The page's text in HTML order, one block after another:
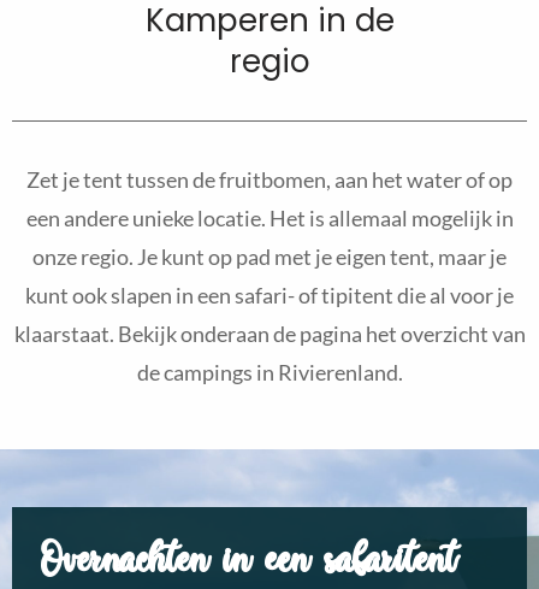
Kamperen in de
regio
Zet je tent tussen de fruitbomen, aan het water of op
een andere unieke locatie. Het is allemaal mogelijk in
onze regio. Je kunt op pad met je eigen tent, maar je
kunt ook slapen in een safari- of tipitent die al voor je
klaarstaat. Bekijk onderaan de pagina het overzicht van
de campings in Rivierenland.
Overnachten in een safaritent